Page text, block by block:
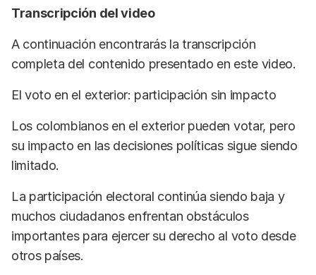
Transcripción del video
A continuación encontrarás la transcripción
completa del contenido presentado en este video.
El voto en el exterior: participación sin impacto
Los colombianos en el exterior pueden votar, pero
su impacto en las decisiones políticas sigue siendo
limitado.
La participación electoral continúa siendo baja y
muchos ciudadanos enfrentan obstáculos
importantes para ejercer su derecho al voto desde
otros países.